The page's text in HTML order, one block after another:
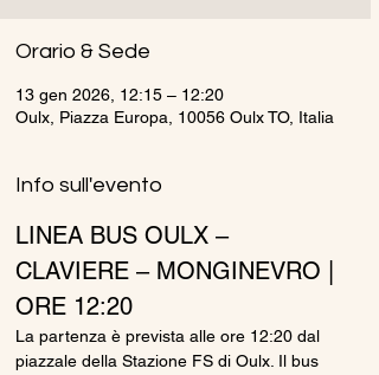
Orario & Sede
13 gen 2026, 12:15 – 12:20
Oulx, Piazza Europa, 10056 Oulx TO, Italia
Info sull'evento
LINEA BUS OULX –
CLAVIERE – MONGINEVRO |
ORE 12:20
La partenza è prevista alle ore 12:20 dal
piazzale della Stazione FS di Oulx. Il bus